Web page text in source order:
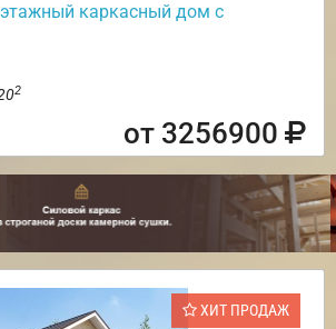
каркасный дом с
2
от 3256900
ХИТ ПРОДАЖ